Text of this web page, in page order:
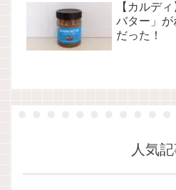
【カルデ
バター」
だった！
人気